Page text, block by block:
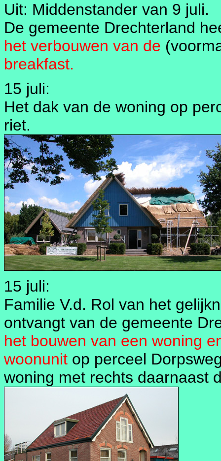
Uit: Middenstander van 9 juli.
De gemeente Drechterland
het verbouwen van de
breakfast.
15 juli:
Het dak van de woning op
riet.
15 juli:
Familie V.d. Rol van het
ontvangt van de gemeente
het bouwen van een woning
woonunit op perceel
woning met rechts daarnaast